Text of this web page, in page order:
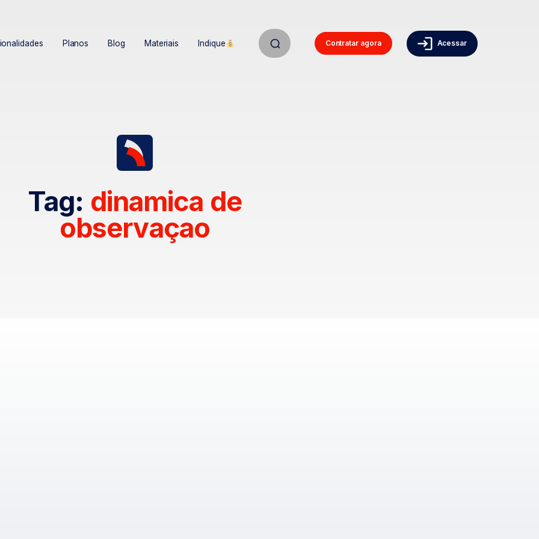
Contratar agora Acessar
Planos Blog Materiais Indique
Tag: dinamica de
observaçao